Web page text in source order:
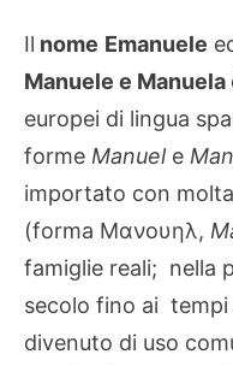
Il nome Emanuele
Manuele e Manuela
europei di lingua
forme Manuele
importato con
(forma Μανουηλ,
famiglie reali; nella
secolo fino ai
divenuto di uso